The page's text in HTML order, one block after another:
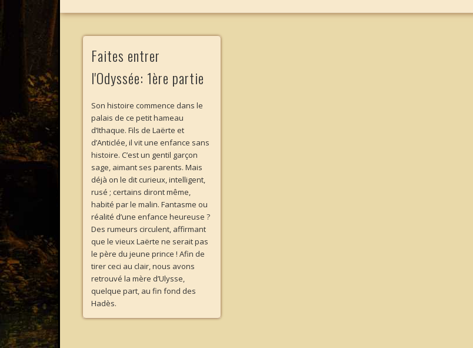
Faites entrer
l'Odyssée: 1ère partie
Son histoire commence dans le
palais de ce petit hameau
d’Ithaque. Fils de Laërte et
d’Anticlée, il vit une enfance sans
histoire. C’est un gentil garçon
sage, aimant ses parents. Mais
déjà on le dit curieux, intelligent,
rusé ; certains diront même,
habité par le malin. Fantasme ou
réalité d’une enfance heureuse ?
Des rumeurs circulent, affirmant
que le vieux Laërte ne serait pas
le père du jeune prince ! Afin de
tirer ceci au clair, nous avons
retrouvé la mère d’Ulysse,
quelque part, au fin fond des
Hadès.